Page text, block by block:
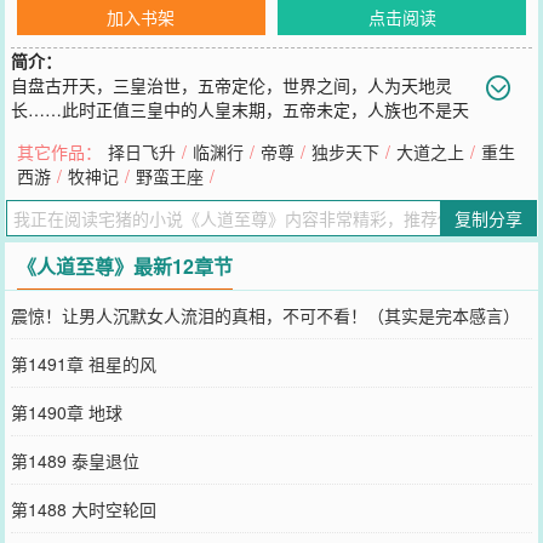
加入书架
点击阅读
简介：
自盘古开天，三皇治世，五帝定伦，世界之间，人为天地灵
长……此时正值三皇中的人皇末期，五帝未定，人族也不是天
魔、邪魔、天魔，群魔乱舞；万族并存，野蛮生长，统治天下，而人
皇已老，人族弱小，被当成祭牲和食粮……这不是洪荒，而是狂野奔
放的蛮荒！回归中国古典神话，书写人族逆袭的蛮荒传奇，敬请阅读
《人道至尊》！宅猪微信：zhaizhu2008，公众微信号：zhaizhu00
您要是觉得《人道至尊 》还不错的话请不要忘记向您QQ群和微博微信
里的朋友推荐哦！
其它作品： 择日飞升 / 临渊行 / 帝尊 / 独步天下 / 大道之上 / 重生
西游 / 牧神记 / 野蛮王座 /
复制分享
《人道至尊》最新12章节
震惊！让男人沉默女人流泪的真相，不可不看！（其实是完本感言）
第1491章 祖星的风
第1490章 地球
第1489 泰皇退位
第1488 大时空轮回